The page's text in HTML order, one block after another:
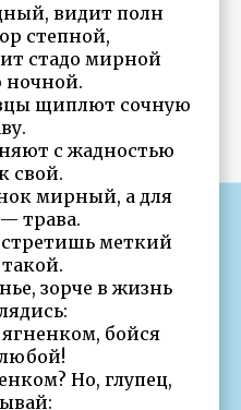
видит полн
степной,
стадо мирной
ночной.
щиплют сочную
с жадностью
свой.
мирный, а для
трава.
меткий
зорче в жизнь
бойся
Но, глупец,